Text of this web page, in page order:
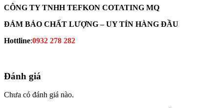
CÔNG TY TNHH TEFKON COTATING MQ
ĐẢM BẢO CHẤT LƯỢNG – UY TÍN HÀNG ĐẦU
Hottline:0932 278 282
Đánh giá
Chưa có đánh giá nào.